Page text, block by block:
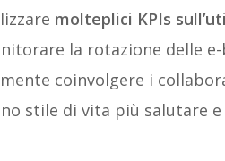
molteplici KPIs
la rotazione delle
coinvolgere i
stile di vita più salutare